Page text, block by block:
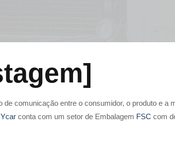
de comunicação entre o consumidor, o produto e a
Ycarconta com um setor de Embalagem FSC com